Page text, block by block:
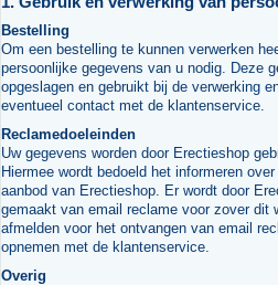
Bestelling
Om een bestelling te kunnen verwerken
persoonlijke gegevens van u nodig. Deze
opgeslagen en gebruikt bij de verwerking
eventueel contact met de klantenservice.
Reclamedoeleinden
Uw gegevens worden door Erectieshop
Hiermee wordt bedoeld het informeren
aanbod van Erectieshop. Er wordt door
gemaakt van email reclame voor zover
afmelden voor het ontvangen van email
opnemen met de klantenservice.
Overig